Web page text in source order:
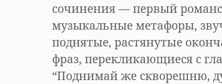
сочинения — первый
музыкальные метафоры,
поднятые, растянутые
фраз, перекликающиеся с
“Поднимай же скворешню,